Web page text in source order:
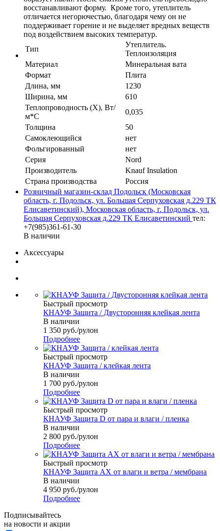
восстанавливают форму. Кроме того, утеплитель
отличается негорючестью, благодаря чему он не
поддерживает горение и не выделяет вредных веществ
под воздействием высоких температур.
Тип
Утеплитель.
Теплоизоляция
Материал
Минеральная вата
Формат
Плита
Длина, мм
1230
Ширина, мм
610
Теплопроводность (X), Вт/
м*С
0,035
Толщина
50
Самоклеющийся
нет
Фольгированный
нет
Серия
Nord
Производитель
Knauf Insulation
Страна производства
Россия
Розничный магазин-склад Подольск (Московская
область, г. Подольск, ул. Большая Серпуховская д.229 ТК
Елисаветинский), Московская область, г. Подольск, ул.
Большая Серпуховская д.229 ТК Елисаветинский тел:
+7(985)361-61-30
В наличии
Аксессуары
Быстрый просмотр
КНАУФ Защита / Двусторонняя клейкая лента
В наличии
1 350 руб./рулон
Подробнее
Быстрый просмотр
КНАУФ Защита / клейкая лента
В наличии
1 700 руб./рулон
Подробнее
Быстрый просмотр
КНАУФ Защита D от пара и влаги / пленка
В наличии
2 800 руб./рулон
Подробнее
Быстрый просмотр
КНАУФ Защита AX от влаги и ветра / мембрана
В наличии
4 950 руб./рулон
Подробнее
Подписывайтесь
на новости и акции